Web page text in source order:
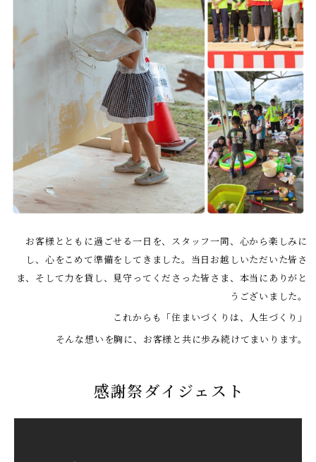
お客様とともに過ごせる一日を、スタッフ一同、心から楽しみに
し、心をこめて準備をしてきました。当日お越しいただいた皆さ
ま、そして力を貸し、見守ってくださった皆さま、本当にありがと
うございました。
これからも「住まいづくりは、人生づくり」
そんな想いを胸に、お客様と共に歩み続けてまいります。
感謝祭ダイジェスト